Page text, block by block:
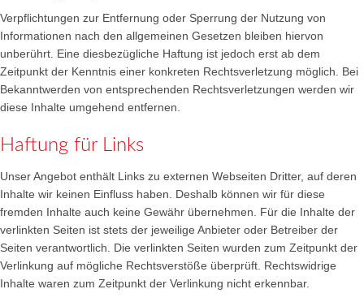
Verpflichtungen zur Entfernung oder Sperrung der Nutzung von
Informationen nach den allgemeinen Gesetzen bleiben hiervon
unberührt. Eine diesbezügliche Haftung ist jedoch erst ab dem
Zeitpunkt der Kenntnis einer konkreten Rechtsverletzung möglich. Bei
Bekanntwerden von entsprechenden Rechtsverletzungen werden wir
diese Inhalte umgehend entfernen.
Haftung für Links
Unser Angebot enthält Links zu externen Webseiten Dritter, auf deren
Inhalte wir keinen Einfluss haben. Deshalb können wir für diese
fremden Inhalte auch keine Gewähr übernehmen. Für die Inhalte der
verlinkten Seiten ist stets der jeweilige Anbieter oder Betreiber der
Seiten verantwortlich. Die verlinkten Seiten wurden zum Zeitpunkt der
Verlinkung auf mögliche Rechtsverstöße überprüft. Rechtswidrige
Inhalte waren zum Zeitpunkt der Verlinkung nicht erkennbar.